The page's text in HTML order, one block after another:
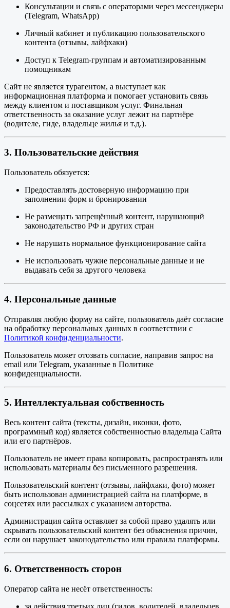
Консультации и связь с операторами через мессенджеры
(Telegram, WhatsApp)
Личный кабинет и публикацию пользовательского
контента (отзывы, лайфхаки)
Доступ к Telegram-группам и автоматизированным
помощникам
Сайт не является турагентом, а выступает как
информационная платформа и помогает установить связь
между клиентом и поставщиком услуг. Финальная
ответственность за оказание услуг лежит на партнёре
(водителе, гиде, владельце жилья и т.д.).
3. Пользовательские действия
Пользователь обязуется:
Предоставлять достоверную информацию при
заполнении форм и бронировании
Не размещать запрещённый контент, нарушающий
законодательство РФ и других стран
Не нарушать нормальное функционирование сайта
Не использовать чужие персональные данные и не
выдавать себя за другого человека
4. Персональные данные
Отправляя любую форму на сайте, пользователь даёт согласие
на обработку персональных данных в соответствии с
Политикой конфиденциальности.
Пользователь может отозвать согласие, направив запрос на
email или Telegram, указанные в Политике
конфиденциальности.
5. Интеллектуальная собственность
Весь контент сайта (тексты, дизайн, иконки, фото,
программный код) является собственностью владельца Сайта
или его партнёров.
Пользователь не имеет права копировать, распространять или
использовать материалы без письменного разрешения.
Пользовательский контент (отзывы, лайфхаки, фото) может
быть использован администрацией сайта на платформе, в
соцсетях или рассылках с указанием авторства.
Администрация сайта оставляет за собой право удалять или
скрывать пользовательский контент без объяснения причин,
если он нарушает законодательство или правила платформы.
6. Ответственность сторон
Оператор сайта не несёт ответственность:
за действия третьих лиц (гидов, водителей, владельцев